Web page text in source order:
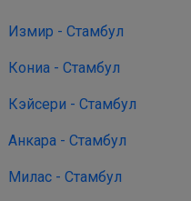
Измир - Стамбул
Кониа - Стамбул
Кэйсери - Стамбул
Анкара - Стамбул
Милас - Стамбул